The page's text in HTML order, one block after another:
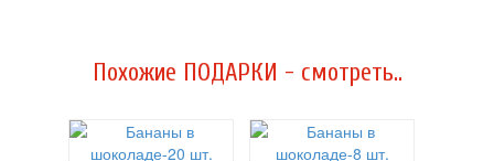
Похожие ПОДАРКИ - смотреть..